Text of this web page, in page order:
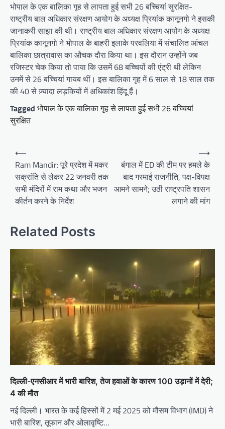
भोपाल के एक बालिका गृह से लापता हुई सभी 26 बच्चियां सुरक्षित-
राष्ट्रीय बाल अधिकार संरक्षण आयोग के अध्यक्ष प्रियांक कानूनगो ने इसकी
जानाकरी साझा की थी। राष्ट्रीय बाल अधिकार संरक्षण आयोग के अध्यक्ष
प्रियांक कानूनगो ने भोपाल के बाहरी इलाके परवलिया में संचालित आंचल
बालिका छात्रावास का औचक दौरा किया था। इस दौरान उन्होंने जब
रजिस्टर चेक किया तो पाया कि उसमें 68 बच्चियों की एंट्री थी लेकिन
उनमें से 26 बच्चियां गायब थीं। इस बालिका गृह में 6 साल से 18 साल तक
की 40 से ज़्यादा लड़कियों में अधिकांश हिंदू हैं।
Tagged भोपाल के एक बालिका गृह से लापता हुई सभी 26 बच्चियां
सुरक्षित
Post
navigation
⟵
Ram Mandir: पूरे प्रदेश में मकर
सक्रांति से लेकर 22 जनवरी तक
सभी मंदिरों में राम कथा और भजन
कीर्तन करने के निर्देश
बंगाल में ED की टीम पर हमले के
बाद गरमाई राजनीति, पक्ष-विपक्ष
आमने सामने; उठी राष्ट्रपति शासन
लगाने की मांग
⟶
Related Posts
दिल्ली-एनसीआर में भारी बारिश, तेज हवाओं के कारण 100 उड़ानों में देरी;
4 की मौत
नई दिल्ली। भारत के कई हिस्सों में 2 मई 2025 को मौसम विभाग (IMD) ने
भारी बारिश, तूफान और ओलावृष्टि…